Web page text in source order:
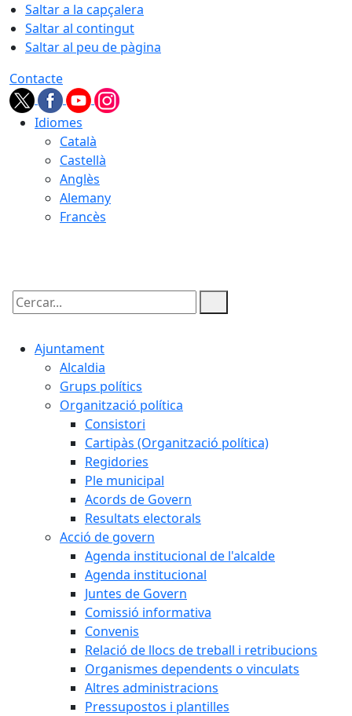
Saltar a la capçalera
Saltar al contingut
Saltar al peu de pàgina
Contacte
Idiomes
Català
Castellà
Anglès
Alemany
Francès
Cercar:
Ajuntament
Alcaldia
Grups polítics
Organització política
Consistori
Cartipàs (Organització política)
Regidories
Ple municipal
Acords de Govern
Resultats electorals
Acció de govern
Agenda institucional de l'alcalde
Agenda institucional
Juntes de Govern
Comissió informativa
Convenis
Relació de llocs de treball i retribucions
Organismes dependents o vinculats
Altres administracions
Pressupostos i plantilles